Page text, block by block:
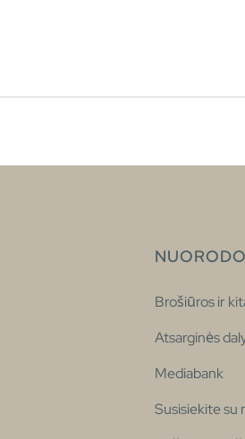
Brošiūros ir
Atsarginės
Mediabank
Susisiekite su